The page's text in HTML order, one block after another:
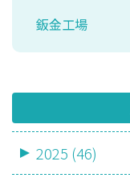
鈑金工場
2025 (46)